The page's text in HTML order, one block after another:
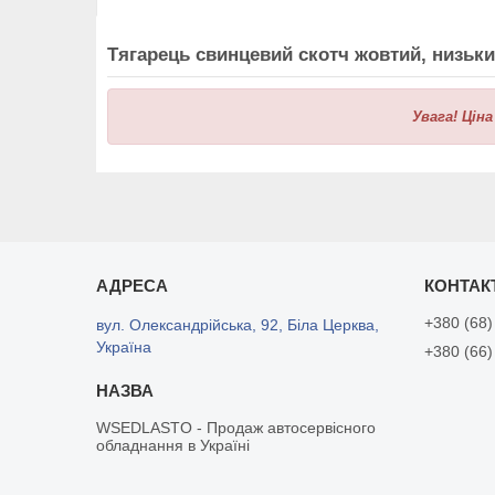
Тягарець свинцевий скотч жовтий,
Увага!
вул. Олександрійська, 92, Біла Церква,
Україна
WSEDLASTO - Продаж автосервісного
обладнання в Україні
+380
+380